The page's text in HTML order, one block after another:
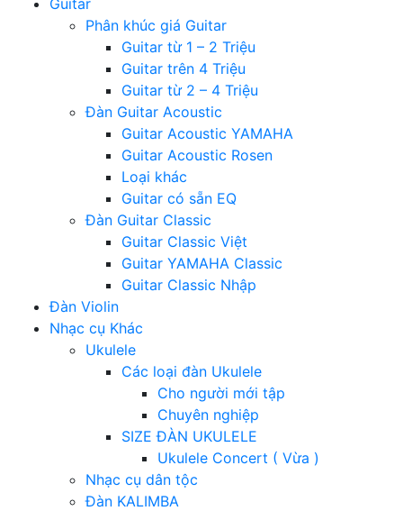
Guitar
Phân khúc giá Guitar
Guitar từ 1 – 2 Triệu
Guitar trên 4 Triệu
Guitar từ 2 – 4 Triệu
Đàn Guitar Acoustic
Guitar Acoustic YAMAHA
Guitar Acoustic Rosen
Loại khác
Guitar có sẵn EQ
Đàn Guitar Classic
Guitar Classic Việt
Guitar YAMAHA Classic
Guitar Classic Nhập
Đàn Violin
Nhạc cụ Khác
Ukulele
Các loại đàn Ukulele
Cho người mới tập
Chuyên nghiệp
SIZE ĐÀN UKULELE
Ukulele Concert ( Vừa )
Nhạc cụ dân tộc
Đàn KALIMBA